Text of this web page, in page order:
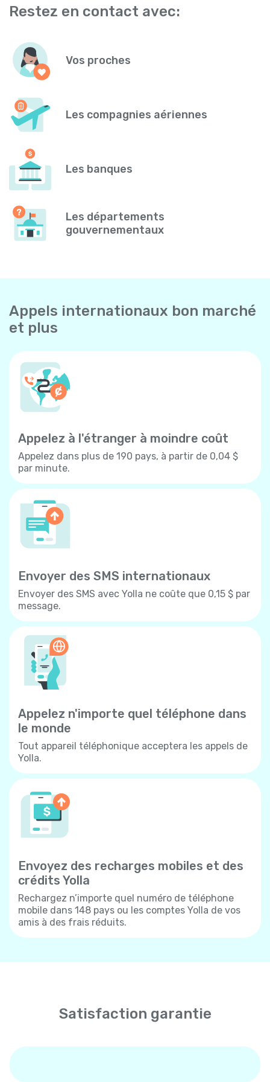
Restez en contact avec:
Vos proches
Les compagnies aériennes
Les banques
Les départements
gouvernementaux
Appels internationaux bon marché
et plus
Appelez à l'étranger à moindre coût
Appelez dans plus de 190 pays, à partir de 0,04 $
par minute.
Envoyer des SMS internationaux
Envoyer des SMS avec Yolla ne coûte que 0,15 $ par
message.
Appelez n'importe quel téléphone dans
le monde
Tout appareil téléphonique acceptera les appels de
Yolla.
Envoyez des recharges mobiles et des
crédits Yolla
Rechargez n’importe quel numéro de téléphone
mobile dans 148 pays ou les comptes Yolla de vos
amis à des frais réduits.
Satisfaction garantie